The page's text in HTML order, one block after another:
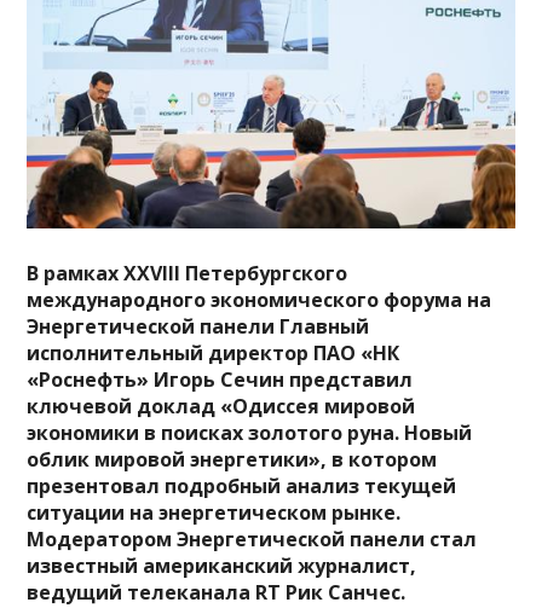
В рамках XXVIII Петербургского
международного экономического форума на
Энергетической панели Главный
исполнительный директор ПАО «НК
«Роснефть» Игорь Сечин представил
ключевой доклад «Одиссея мировой
экономики в поисках золотого руна. Новый
облик мировой энергетики», в котором
презентовал подробный анализ текущей
ситуации на энергетическом рынке.
Модератором Энергетической панели стал
известный американский журналист,
ведущий телеканала RT Рик Санчес.